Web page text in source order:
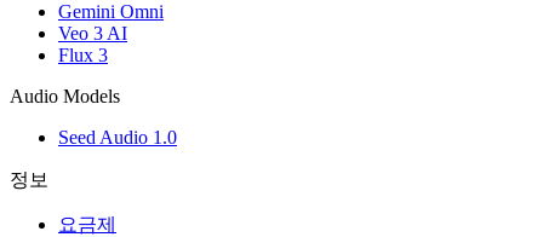
Gemini Omni
Veo 3 AI
Flux 3
Audio Models
Seed Audio 1.0
정보
요금제